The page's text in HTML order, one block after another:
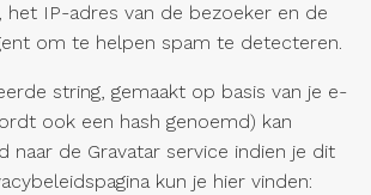
het IP-adres van de bezoeker en de
om te helpen spam te detecteren.
string, gemaakt op basis van je e-
ook een hash genoemd) kan
naar de Gravatar service indien je dit
kun je hier vinden: